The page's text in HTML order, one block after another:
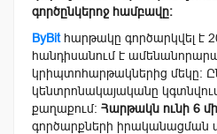
գործընկերոջ համբավը։
ByBitհարթակը գործարկվել է
հանդիսանում է
կրիպտոհարթակներից մեկը։
կենտրոնակայականը
քաղաքում։ Հարթակն ունի 6
գործարքների իրականացման